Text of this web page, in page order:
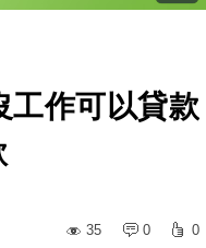
工作可以貸款
35
0 0